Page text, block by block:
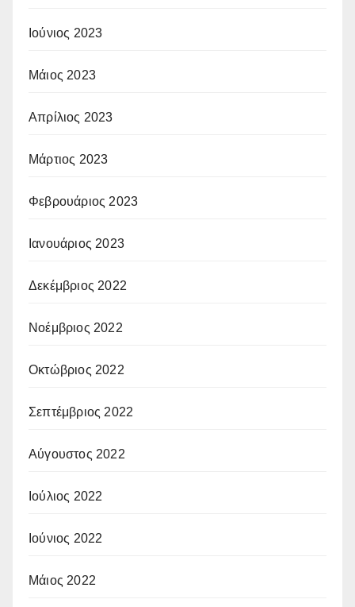
Ιούνιος 2023
Μάιος 2023
Απρίλιος 2023
Μάρτιος 2023
Φεβρουάριος 2023
Ιανουάριος 2023
Δεκέμβριος 2022
Νοέμβριος 2022
Οκτώβριος 2022
Σεπτέμβριος 2022
Αύγουστος 2022
Ιούλιος 2022
Ιούνιος 2022
Μάιος 2022